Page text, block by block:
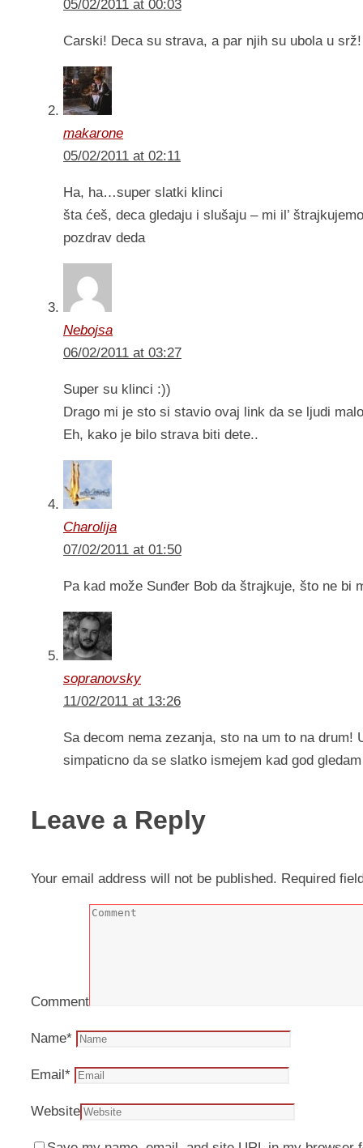
05/02/2011 at 00:03
Carski! Deca su strava, a par njih su ubola u srž!
makarone
05/02/2011 at 02:11
Ha, ha…super slatki klinci
šta ćeš, deca gledaju i slušaju – mi il’
pozdrav deda
Nebojsa
06/02/2011 at 03:27
Super su klinci :))
Drago mi je sto si stavio ovaj link da se ljudi
Eh, kako je bilo strava biti dete..
Charolija
07/02/2011 at 01:50
Pa kad može Sunđer Bob da štrajkuje, što ne bi
sopranovsky
11/02/2011 at 13:26
Sa decom nema zezanja, sto na um to na
simpaticno da se slatko ismejem kad god
Leave a Reply
Your email address will not be published. Required
Comment
Name*
Email*
Website